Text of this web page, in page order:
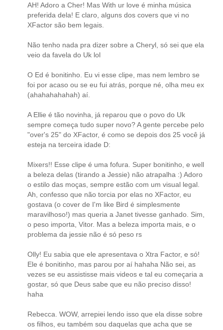
AH! Adoro a Cher! Mas With ur love é minha música
preferida dela! E claro, alguns dos covers que vi no
XFactor são bem legais.
Não tenho nada pra dizer sobre a Cheryl, só sei que ela
veio da favela do Uk lol
O Ed é bonitinho. Eu vi esse clipe, mas nem lembro se
foi por acaso ou se eu fui atrás, porque né, olha meu ex
(ahahahahahah) aí.
A Ellie é tão novinha, já reparou que o povo do Uk
sempre começa tudo super novo? A gente percebe pelo
"over's 25" do XFactor, é como se depois dos 25 você já
esteja na terceira idade D:
Mixers!! Esse clipe é uma fofura. Super bonitinho, e well
a beleza delas (tirando a Jessie) não atrapalha :) Adoro
o estilo das moças, sempre estão com um visual legal.
Ah, confesso que não torcia por elas no XFactor, eu
gostava (o cover de I'm like Bird é simplesmente
maravilhoso!) mas queria a Janet tivesse ganhado. Sim,
o peso importa, Vitor. Mas a beleza importa mais, e o
problema da jessie não é só peso rs
Olly! Eu sabia que ele apresentava o Xtra Factor, e só!
Ele é bonitinho, mas parou por aí hahaha Não sei, as
vezes se eu assistisse mais videos e tal eu começaria a
gostar, só que Deus sabe que eu não preciso disso!
haha
Rebecca. WOW, arrepiei lendo isso que ela disse sobre
os filhos, eu também sou daquelas que acha que se